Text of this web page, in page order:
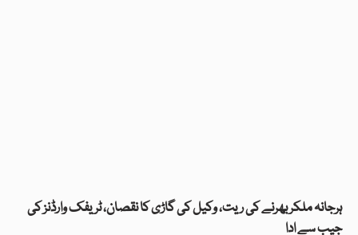
ہرجانہ ملکر بھرنے کی ریت، وکیل کی گاڑی کا نقصان، ٹریفک وارڈنز کی
جیب سے ادا